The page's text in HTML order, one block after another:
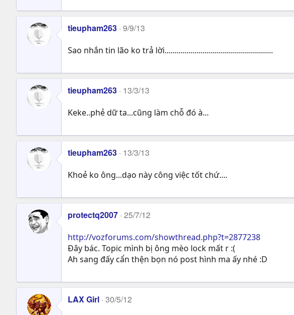
tieupham263 9/9/13
Sao nhắn tin lão ko trả lời......................................................
tieupham263 13/3/13
Keke..phẻ dữ ta...cũng làm chỗ đó à...
tieupham263 13/3/13
Khoẻ ko ông...dạo này công việc tốt chứ....
protectq2007 25/7/12
http://vozforums.com/showthread.php?t=2877238
Đây bác. Topic mình bị ông mèo lock mất r :(
Ah sang đấy cẩn thện bọn nó post hình ma ấy nhé :D
LAX Girl 30/5/12